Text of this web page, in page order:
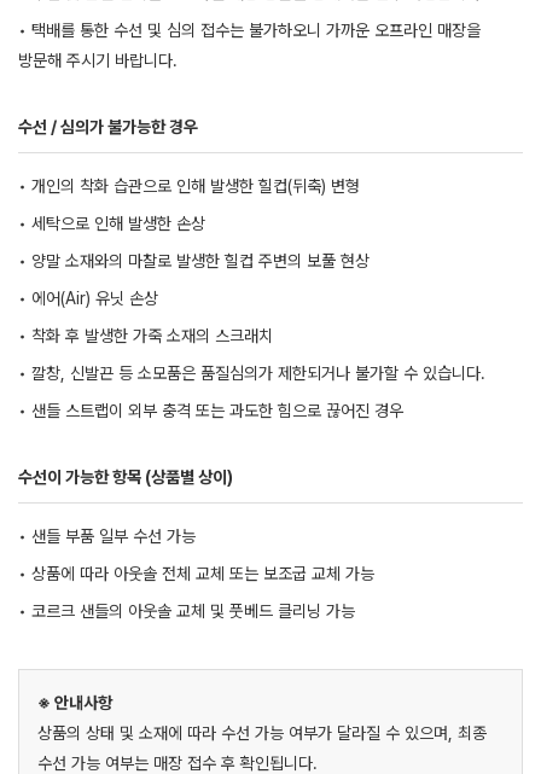
• 택배를 통한 수선 및 심의 접수는 불가하오니 가까운 오프라인 매장을
방문해 주시기 바랍니다.
수선 / 심의가 불가능한 경우
• 개인의 착화 습관으로 인해 발생한 힐컵(뒤축) 변형
• 세탁으로 인해 발생한 손상
• 양말 소재와의 마찰로 발생한 힐컵 주변의 보풀 현상
• 에어(Air) 유닛 손상
• 착화 후 발생한 가죽 소재의 스크래치
• 깔창, 신발끈 등 소모품은 품질심의가 제한되거나 불가할 수 있습니다.
• 샌들 스트랩이 외부 충격 또는 과도한 힘으로 끊어진 경우
수선이 가능한 항목 (상품별 상이)
• 샌들 부품 일부 수선 가능
• 상품에 따라 아웃솔 전체 교체 또는 보조굽 교체 가능
• 코르크 샌들의 아웃솔 교체 및 풋베드 클리닝 가능
※ 안내사항
상품의 상태 및 소재에 따라 수선 가능 여부가 달라질 수 있으며, 최종
수선 가능 여부는 매장 접수 후 확인됩니다.